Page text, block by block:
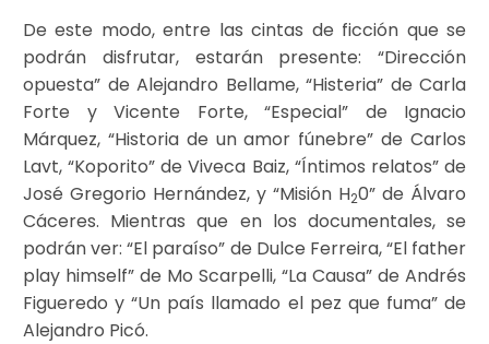
De este modo, entre las cintas de ficción que se
podrán disfrutar, estarán presente: “Dirección
opuesta” de Alejandro Bellame, “Histeria” de Carla
Forte y Vicente Forte, “Especial” de Ignacio
Márquez, “Historia de un amor fúnebre” de Carlos
Lavt, “Koporito” de Viveca Baiz, “Íntimos relatos” de
José Gregorio Hernández, y “Misión H20” de Álvaro
Cáceres. Mientras que en los documentales, se
podrán ver: “El paraíso” de Dulce Ferreira, “El father
play himself” de Mo Scarpelli, “La Causa” de Andrés
Figueredo y “Un país llamado el pez que fuma” de
Alejandro Picó.